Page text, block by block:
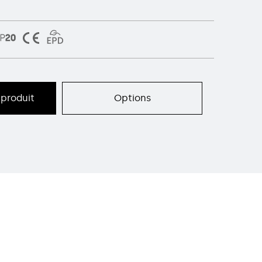
Options